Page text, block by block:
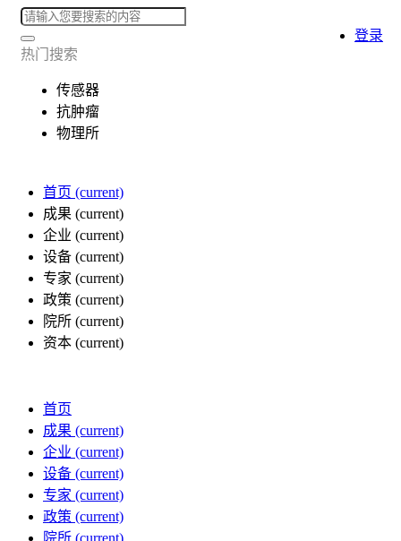
热门搜索
传感器
抗肿瘤
物理所
首页 (current)
成果 (current)
企业 (current)
设备 (current)
专家 (current)
政策 (current)
院所 (current)
资本 (current)
登录
首页
成果 (current)
企业 (current)
设备 (current)
专家 (current)
政策 (current)
院所 (current)